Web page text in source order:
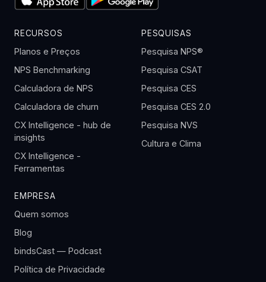
RECURSOS
Planos e Preços
NPS Benchmarking
Calculadora de NPS
Calculadora de churn
CX Intelligence - hub de
insights
CX Intelligence -
Ferramentas
PESQUISAS
Pesquisa NPS®
Pesquisa CSAT
Pesquisa CES
Pesquisa CES 2.0
Pesquisa NVS
Cultura e Clima
EMPRESA
Quem somos
Blog
bindsCast — Podcast
Política de Privacidade